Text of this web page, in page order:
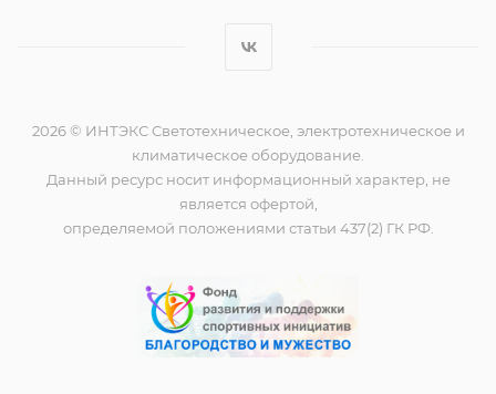
2026 © ИНТЭКС Светотехническое, электротехническое и
климатическое оборудование.
Данный ресурс носит информационный характер, не
является офертой,
определяемой положениями статьи 437(2) ГК РФ.